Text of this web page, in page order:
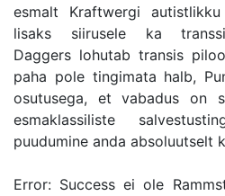
esmalt Kraftwergi
lisaks siirusele ka
Daggers lohutab transis
paha pole tingimata halb,
osutusega, et vabadus on
esmaklassiliste
puudumine anda absoluutselt
Error: Success ei ole